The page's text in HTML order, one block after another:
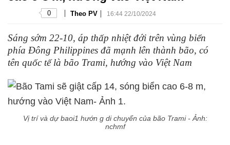
0 | Theo PV | 16:44 22/10/2024
Sáng sớm 22-10, áp thấp nhiệt đới trên vùng biển
phía Đông Philippines đã mạnh lên thành bão, có
tên quốc tế là bão Trami, hướng vào Việt Nam
Vị trí và dự baoi1 hướn g di chuyển của bão Trami - Ảnh:
nchmf